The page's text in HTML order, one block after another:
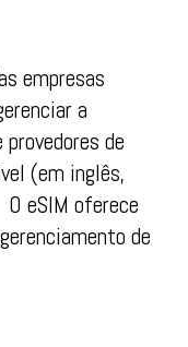
empresas
a
de
(em inglês,
eSIM oferece
de